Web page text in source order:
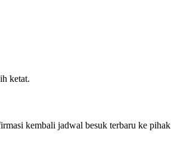
ketat.
kembali jadwal besuk terbaru ke pihak